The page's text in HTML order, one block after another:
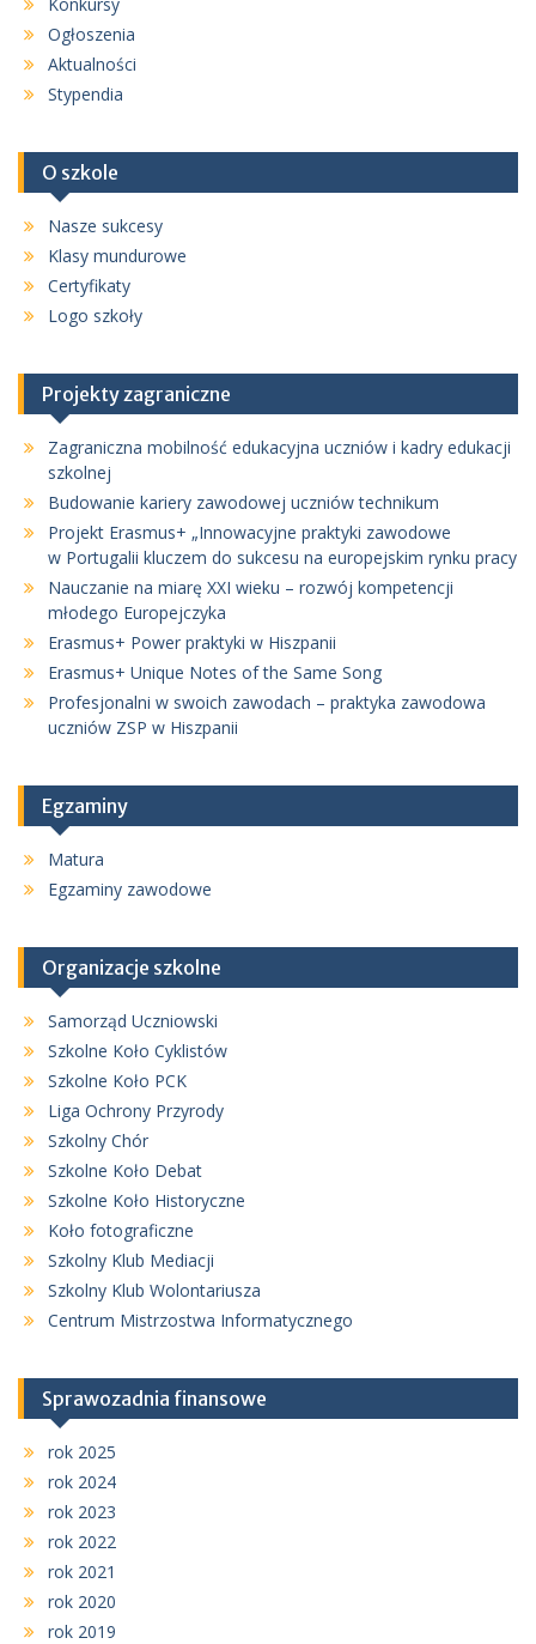
Ogłoszenia
Aktualności
Stypendia
O szkole
Nasze sukcesy
Klasy mundurowe
Certyfikaty
Logo szkoły
Projekty zagraniczne
Zagraniczna mobilność edukacyjna uczniów i kadry edukacji
szkolnej
Budowanie kariery zawodowej uczniów technikum
Projekt Erasmus+ „Innowacyjne praktyki zawodowe
w Portugalii kluczem do sukcesu na europejskim rynku pracy
Nauczanie na miarę XXI wieku – rozwój kompetencji
młodego Europejczyka
Erasmus+ Power praktyki w Hiszpanii
Erasmus+ Unique Notes of the Same Song
Profesjonalni w swoich zawodach – praktyka zawodowa
uczniów ZSP w Hiszpanii
Egzaminy
Matura
Egzaminy zawodowe
Organizacje szkolne
Samorząd Uczniowski
Szkolne Koło Cyklistów
Szkolne Koło PCK
Liga Ochrony Przyrody
Szkolny Chór
Szkolne Koło Debat
Szkolne Koło Historyczne
Koło fotograficzne
Szkolny Klub Mediacji
Szkolny Klub Wolontariusza
Centrum Mistrzostwa Informatycznego
Sprawozadnia finansowe
rok 2025
rok 2024
rok 2023
rok 2022
rok 2021
rok 2020
rok 2019